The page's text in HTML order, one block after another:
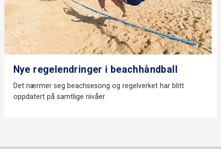
Nye regelendringer i beachhåndball
Det nærmer seg beachsesong og regelverket har blitt
oppdatert på samtlige nivåer.